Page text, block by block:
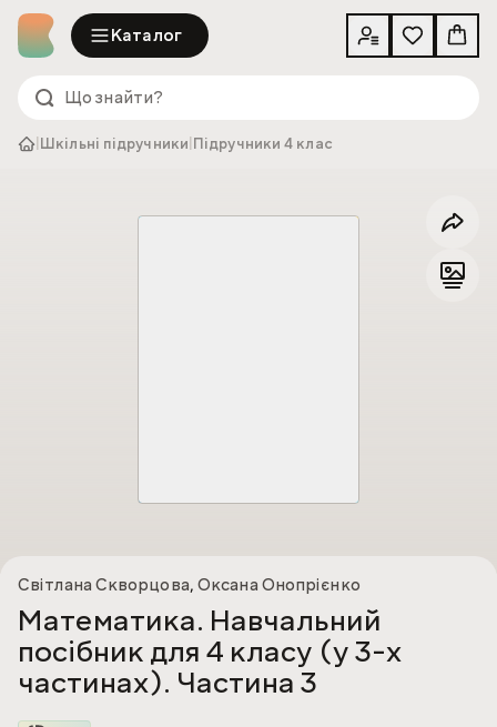
Каталог
Шкільні підручники Підручники 4 клас
Світлана Скворцова,Оксана Онопрієнко
Математика. Навчальний
посібник для 4 класу (у 3-х
частинах). Частина 3